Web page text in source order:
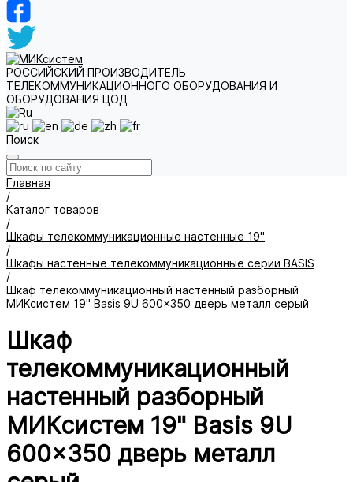
РОССИЙСКИЙ ПРОИЗВОДИТЕЛЬ
ТЕЛЕКОММУНИКАЦИОННОГО ОБОРУДОВАНИЯ И
ОБОРУДОВАНИЯ ЦОД
Поиск
Главная
/
Каталог товаров
/
Шкафы телекоммуникационные настенные 19"
/
Шкафы настенные телекоммуникационные серии BASIS
/
Шкаф телекоммуникационный настенный разборный
МИКсистем 19" Basis 9U 600x350 дверь металл серый
Шкаф
телекоммуникационный
настенный разборный
МИКсистем 19" Basis 9U
600x350 дверь металл